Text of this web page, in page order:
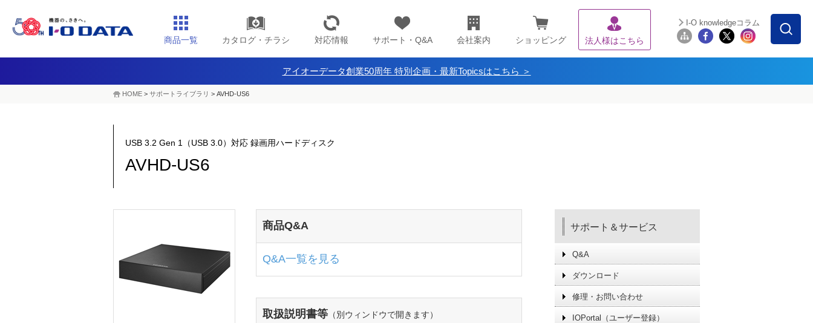
商品一覧 カタログ・チラシ 対応情報 サポート・Q&A 会社案内 ショッピング 法人様はこちら
I-O knowledgeコラム
アイオーデータ創業50周年 特別企画・最新Topicsはこちら ＞
HOME > サポートライブラリ > AVHD-US6
USB 3.2 Gen 1（USB 3.0）対応 録画用ハードディスク
AVHD-US6
商品Q&A
Q&A一覧を見る
取扱説明書等 （別ウィンドウで開きます）
サポート＆サービス
Q&A
ダウンロード
修理・お問い合わせ
IOPortal（ユーザー登録）